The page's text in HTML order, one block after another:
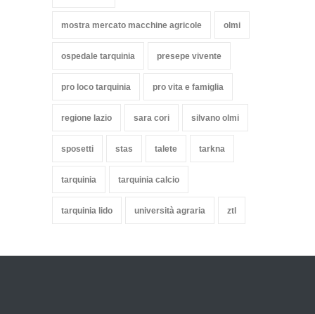
mostra mercato macchine agricole olmi
ospedale tarquinia presepe vivente
pro loco tarquinia pro vita e famiglia
regione lazio sara cori silvano olmi
sposetti stas talete tarkna
tarquinia tarquinia calcio
tarquinia lido università agraria ztl